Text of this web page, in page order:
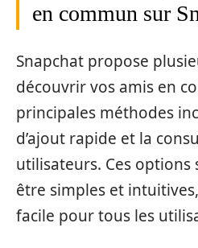
en commun sur
Snapchat propose
découvrir vos amis en
principales méthodes
d’ajout rapide et la
utilisateurs. Ces
être simples et
facile pour tous les